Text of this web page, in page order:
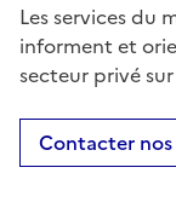
Les services du
informent et
secteur privé
Contacter nos